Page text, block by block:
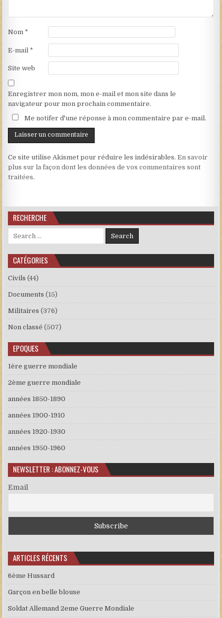
Nom *
E-mail *
Site web
Enregistrer mon nom, mon e-mail et mon site dans le
navigateur pour mon prochain commentaire.
Me notifer d'une réponse à mon commentaire par e-mail.
Ce site utilise Akismet pour réduire les indésirables.En savoir
plus sur la façon dont les données de vos commentaires sont
traitées.
RECHERCHE
Search for:
CATÉGORIES
Civils (44)
Documents (15)
Militaires (376)
Non classé (507)
EPOQUES
1ère guerre mondiale
2ème guerre mondiale
années 1850-1890
années 1900-1910
années 1920-1930
années 1950-1960
NEWSLETTER : ABONNEZ-VOUS
Email
ARTICLES RÉCENTS
6ème Hussard
Garçon en belle blouse
Soldat Allemand 2eme Guerre Mondiale